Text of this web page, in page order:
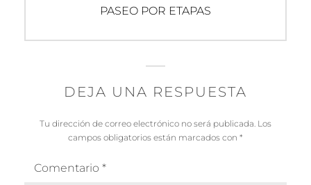
Entrada
PASEO POR ETAPAS
DEJA UNA RESPUESTA
Tu dirección de correo electrónico no será publicada. Los
campos obligatorios están marcados con *
Comentario *